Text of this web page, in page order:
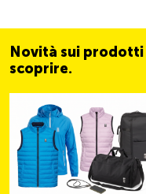
Novità sui
scoprire.